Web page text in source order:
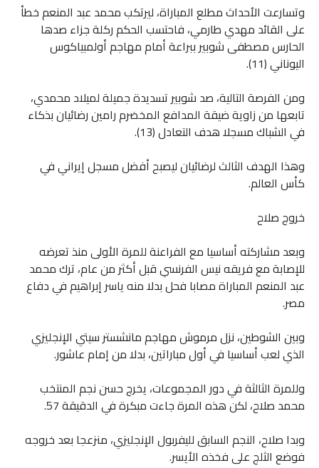
وتسارعت الأحداث مطلع المباراة، ليرتكب محمد عبد المنعم خطأ
على القائد مهدي طارمي، فاحتسب الحكم ركلة جزاء صدها
الحارس مصطفى شوبير ببراعة أمام مهاجم أولمبياكوس
اليوناني (11).
ومن الفرصة التالية، صد شوبير تسديدة جميلة لميلاد محمدي،
تابعها من زاوية ضيقة المدافع المخضرم رامين رضائيان بذكاء
في الشباك مسجلا هدف التعادل (13).
وهذا الهدف الثالث لرضائيان ليصبح أفضل مسجل إيراني في
كأس العالم.
خروج صلاح
وبعد مشاركته أساسيا مع الفراعنة للمرة الأولى منذ تعرضه
للإصابة مع فريقه نيس الفرنسي قبل أكثر من عام، ترك محمد
عبد المنعم المباراة مصابا فحل بدلا منه ياسر إبراهيم في دفاع
مصر.
وبين الشوطين، نزل مرموش مهاجم مانشستر سيتي الإنجليزي
الذي لعب أساسيا في أول مباراتين، بدلا من إمام عاشور.
وللمرة الثالثة في دور المجموعات، يخرج حسن نجم المنتخب
محمد صلاح، لكن هذه المرة جاءت مبكرة في الدقيقة 57.
وبدا صلاح، النجم السابق لليفربول الإنجليزي، منزعجا بعد خروجه
فوضع الثلج على فخذه الأيسر.